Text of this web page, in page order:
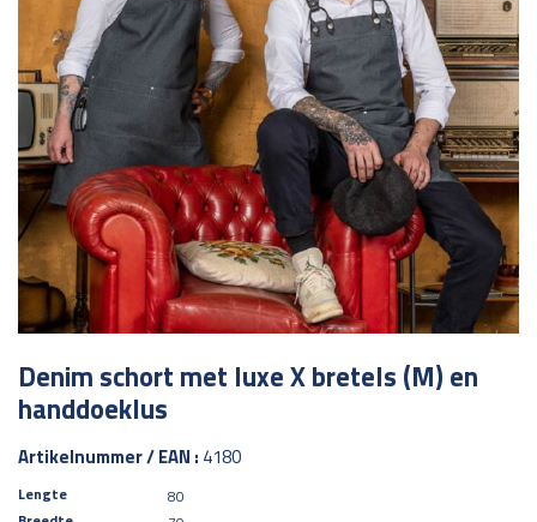
Denim schort met luxe X bretels (M) en
handdoeklus
Artikelnummer / EAN : 4180
Lengte
80